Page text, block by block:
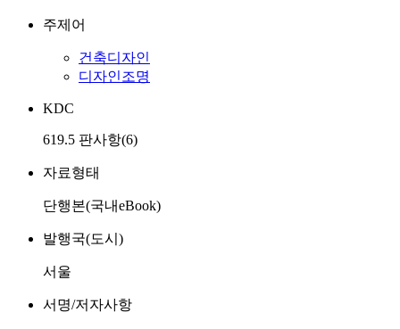
주제어
건축디자인
디자인조명
KDC
619.5 판사항(6)
자료형태
단행본(국내eBook)
발행국(도시)
서울
서명/저자사항